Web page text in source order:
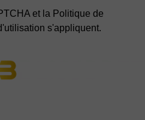
et la Politique de
s'appliquent.